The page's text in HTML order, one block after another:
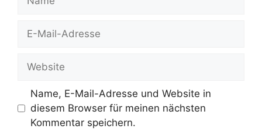
Website
Name, E-Mail-Adresse und Website in
diesem Browser für meinen nächsten
Kommentar speichern.